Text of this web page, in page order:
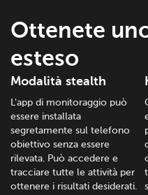
Ottenete
esteso
Modalità stealth
L'app di monitoraggio può
essere installata
segretamente sul telefono
obiettivo senza essere
rilevata. Può accedere e
tracciare tutte le attività per
ottenere i risultati desiderati.